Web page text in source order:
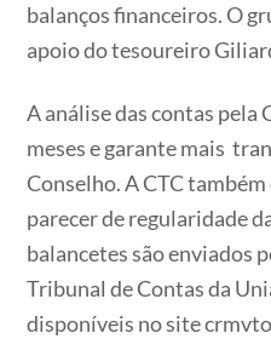
balanços financeiros. O
apoio do tesoureiro
A análise das contas pela
meses e garante mais
Conselho. A CTC
parecer de regularidade
balancetes são enviados
Tribunal de Contas da
disponíveis no site